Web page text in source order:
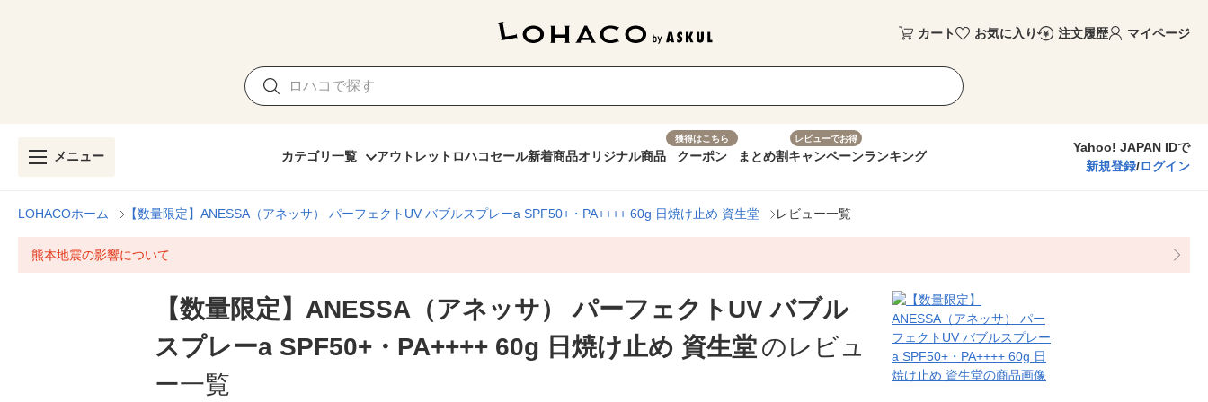
カート お気に入り 注文履歴 マイページ
メニュー カテゴリ一覧 アウトレット ロハコセール新着商品オリジナル商品
獲得はこちら
クーポン まとめ割
レビューでお得
キャンペーンランキング
Yahoo! JAPAN IDで
新規登録/ログイン
LOHACOホーム 【数量限定】ANESSA（アネッサ） パーフェクトUV バブルスプレーa SPF50+・PA++++ 60g 日焼け止め 資生堂 レビュー一覧
熊本地震の影響について
【数量限定】ANESSA（アネッサ） パーフェクトUV バブル
スプレーa SPF50+・PA++++ 60g 日焼け止め 資生堂のレビュ
ー一覧